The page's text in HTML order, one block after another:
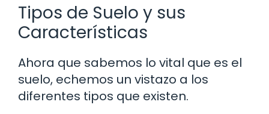
Tipos de Suelo y sus
Características
Ahora que sabemos lo vital que es el
suelo, echemos un vistazo a los
diferentes tipos que existen.